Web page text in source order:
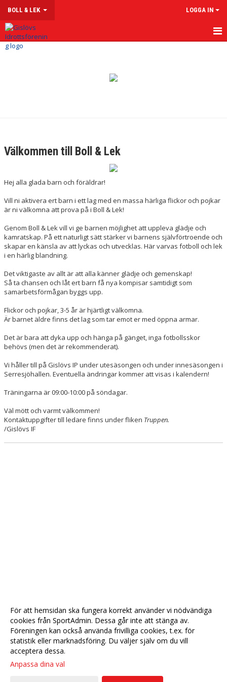
BOLL & LEK LOGGA IN
HEM
Välkommen till Boll & Lek
Hej alla glada barn och föräldrar!
Vill ni aktivera ert barn i ett lag med en massa härliga flickor och pojkar
är ni välkomna att prova på i Boll & Lek!
Genom Boll & Lek vill vi ge barnen möjlighet att uppleva glädje och
kamratskap. På ett naturligt sätt stärker vi barnens självförtroende och
skapar en känsla av att lyckas och utvecklas. Här varvas fotboll och lek
i en härlig blandning.
Det viktigaste av allt är att alla känner glädje och gemenskap!
Så ta chansen och låt ert barn få nya kompisar samtidigt som
samarbetsförmågan byggs upp.
Flickor och pojkar, 3-5 år är hjärtligt välkomna.
Är barnet äldre finns det lag som tar emot er med öppna armar.
Det är bara att dyka upp och hänga på gänget, inga fotbollsskor
behövs (men det är rekommenderat).
Vi håller till på Gislövs IP under utesäsongen och under innesäsongen i
Serresjöhallen. Eventuella ändringar kommer att visas i kalendern!
Träningarna är 09:00-10:00 på söndagar.
Väl mött och varmt välkommen!
Kontaktuppgifter till ledare finns under fliken Truppen.
/Gislövs IF
För att hemsidan ska fungera korrekt använder vi nödvändiga
cookies från SportAdmin. Dessa går inte att stänga av.
Föreningen kan också använda frivilliga cookies, t.ex. för
statistik eller marknadsföring. Du väljer själv om du vill
acceptera dessa.
Anpassa dina val